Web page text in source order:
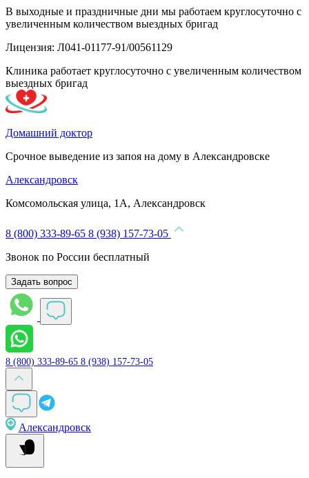
В выходные и праздничные дни мы работаем круглосуточно с
увеличенным количеством выездных бригад
Лицензия: Л041-01177-91/00561129
Клиника работает круглосуточно с увеличенным количеством
выездных бригад
Домашний доктор
Срочное выведение из запоя на дому в Александровске
Александровск
Комсомольская улица, 1А, Александровск
8 (800) 333-89-65 8 (938) 157-73-05
Звонок по России бесплатный
Задать вопрос
8 (800) 333-89-65 8 (938) 157-73-05
Александровск